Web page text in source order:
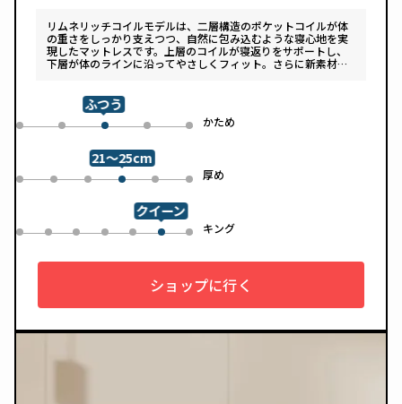
リムネリッチコイルモデルは、二層構造のポケットコイルが体
の重さをしっかり支えつつ、自然に包み込むような寝心地を実
現したマットレスです。上層のコイルが寝返りをサポートし、
下層が体のラインに沿ってやさしくフィット。さらに新素材
ンで、カバーは自宅で洗濯可能。清潔さと快適さの両方を追求
した一枚です。
0 1 2
ふつう
3 かため
4
0 1 2 3
21～25cm
4 厚め
5
0 1 2 3 4 5
クイーン
キング
6
ショップに行く